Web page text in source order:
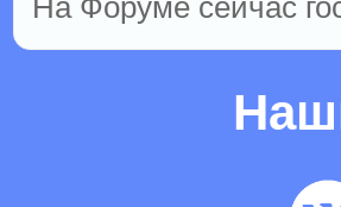
На Форуме сейчас